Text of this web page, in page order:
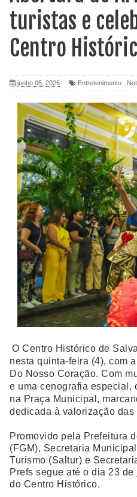
turistas e
Centro
junho 05, 2026 Entretenimento
O Centro Histórico de
nesta quinta-feira (4), com
Do Nosso Coração. Com
e uma cenografia especial,
na Praça Municipal,
dedicada à valorização
Promovido pela Prefeitura
(FGM), Secretaria
Turismo (Saltur) e
Prefs segue até o dia 23
do Centro Histórico.